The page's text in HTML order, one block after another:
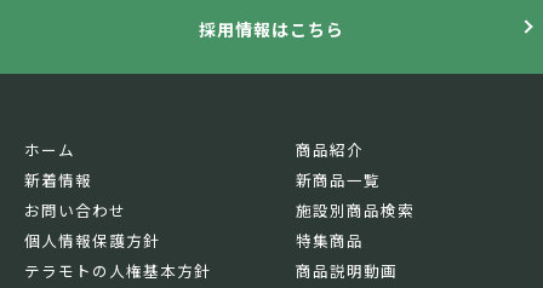
採用情報はこちら
ホーム
新着情報
お問い合わせ
個人情報保護方針
テラモトの人権基本方針
商品紹介
新商品一覧
施設別商品検索
特集商品
商品説明動画